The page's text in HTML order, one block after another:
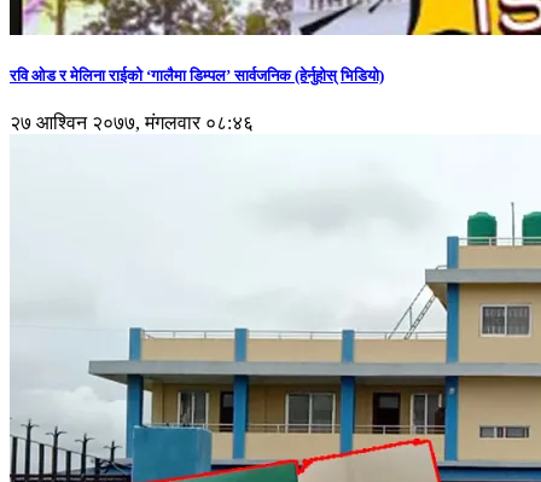
रवि ओड र मेलिना राईको ‘गालैमा डिम्पल’ सार्वजनिक (हेर्नुहोस् भिडियो)
२७ आश्विन २०७७, मंगलवार ०८:४६